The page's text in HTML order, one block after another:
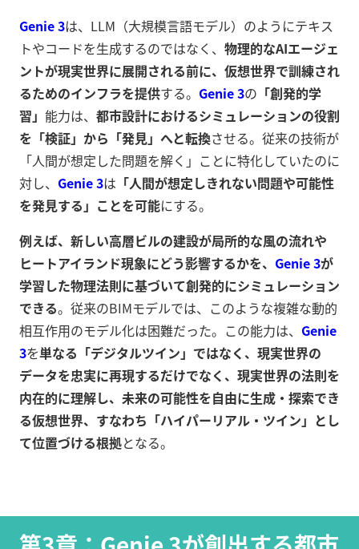
Genie 3は、LLM（大規模言語モデル）のようにテキス
トやコードを生成するのではなく、 物理的なAIエージェ
ントが現実世界に展開される前に、仮想世界で訓練され
るためのインフラを提供する。 Genie 3の 「創発的学
習」 能力は、 都市設計におけるシミュレーションの役割
を「検証」から「発見」へと転換させる。従来の技術が
「人間が想定した問題を解く」ことに特化していたのに
対し、 Genie 3は 「人間が想定しきれない問題や可能性
を発見する」ことを可能にする。
例えば、新しい高層ビルの建設が局所的な風の流れや
ヒートアイランド現象にどう影響するかを、 Genie 3が
学習した物理法則に基づいて創発的にシミュレーション
できる。従来のBIMモデルでは、このような複雑な動的
相互作用のモデル化は困難だった。この能力は、 Genie
3を単なる「デジタルツイン」ではなく、現実世界の
データを忠実に再現するだけでなく、現実世界の法則を
内在的に理解し、未来の可能性を自由に生成・探索でき
る仮想世界、すなわち「ハイパーリアル・ツイン」とし
て位置づける根拠となる。